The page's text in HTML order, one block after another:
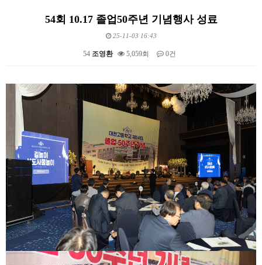
54회 10.17 졸업50주년 기념행사 성료
25-11-03 16:43
54 조영환 5,059회 0건
본문